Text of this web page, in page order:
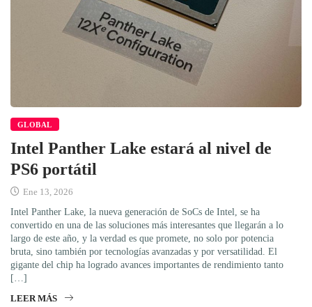
GLOBAL
Intel Panther Lake estará al nivel de
PS6 portátil
Ene 13, 2026
Intel Panther Lake, la nueva generación de SoCs de Intel, se ha
convertido en una de las soluciones más interesantes que llegarán a lo
largo de este año, y la verdad es que promete, no solo por potencia
bruta, sino también por tecnologías avanzadas y por versatilidad. El
gigante del chip ha logrado avances importantes de rendimiento tanto
[…]
LEER MÁS